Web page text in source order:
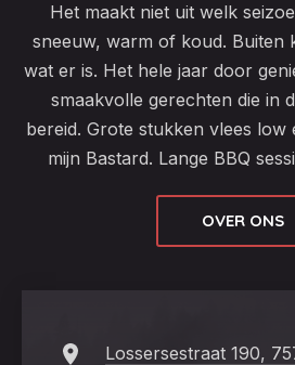
Het maakt niet uit welk
sneeuw, warm of koud. Buiten
wat er is. Het hele jaar door
smaakvolle gerechten die in
bereid. Grote stukken vlees low
mijn Bastard. Lange BBQ
OVER ONS
Lossersestraat 190,